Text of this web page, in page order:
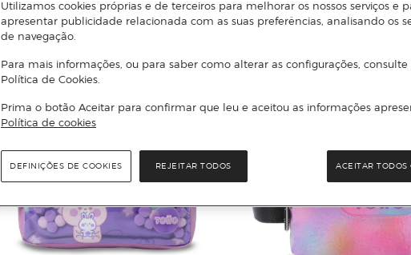
Adicionar Adicionar
Utilizamos cookies próprias e de terceiros para melhorar os nossos serviços e
apresentar publicidade relacionada com as suas preferências, analisando os
de navegação.
Para mais informações, ou para saber como alterar as configurações, consulte
Política de Cookies.
Prima o botão Aceitar para confirmar que leu e aceitou as informações
Política de cookies
REJEITAR TODOS ACEITAR TODOS
DEFINIÇÕES DE COOKIES